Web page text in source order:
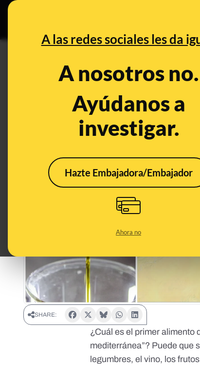
A las redes sociales les da
A nosotros no.
Ayúdanos a
investigar.
Hazte Embajadora/Embajador
Ahora no
Datos, mitos y bulos
Publicado el
SHARE:
¿Cuál es el primer alimento
mediterránea”? Puede que
legumbres, el vino, los